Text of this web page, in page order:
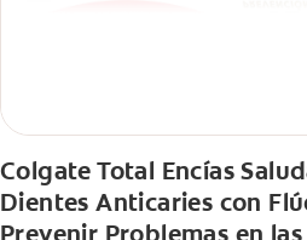
Colgate Total Encías
Dientes Anticaries con
Prevenir Problemas en las